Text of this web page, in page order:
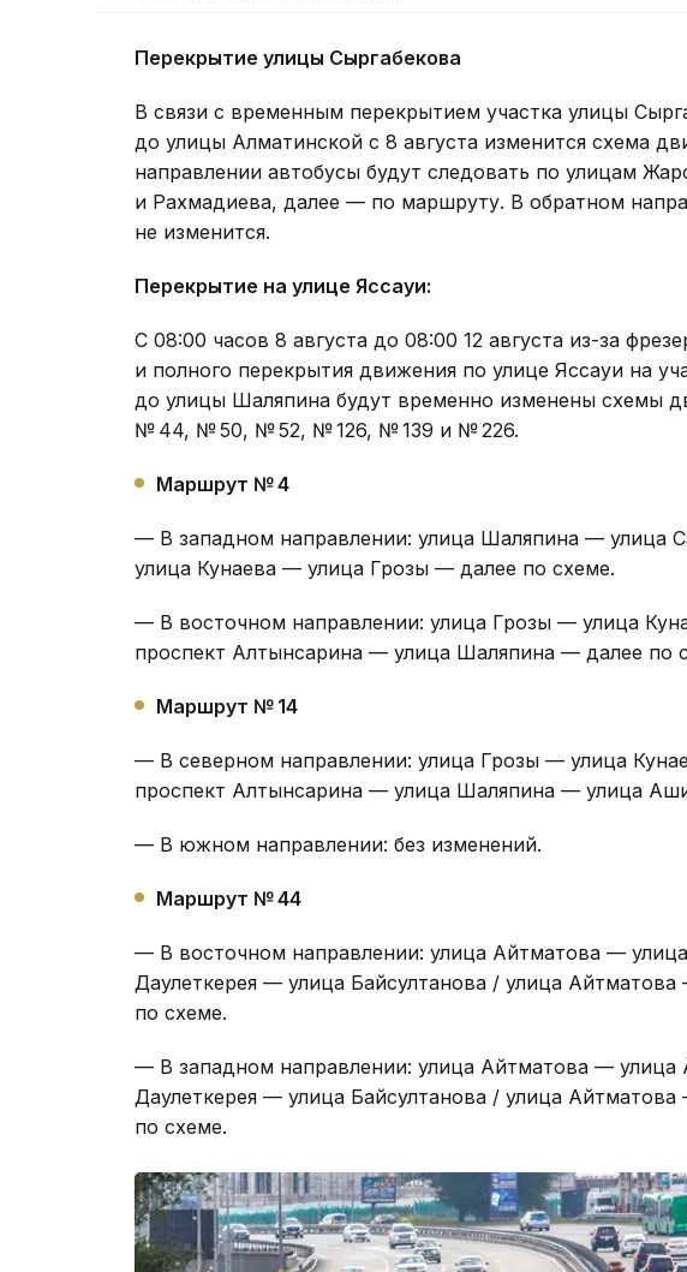
Перекрытие улицы Сыргабекова
В связи с временным перекрытием участка улицы
до улицы Алматинской с 8 августа изменится схема
направлении автобусы будут следовать по улицам
и Рахмадиева, далее — по маршруту. В обратном
не изменится.
Перекрытие на улице Яссауи:
С 08:00 часов 8 августа до 08:00 12 августа из-за
и полного перекрытия движения по улице Яссауи на
до улицы Шаляпина будут временно изменены схемы
№ 44, № 50, № 52, № 126, № 139 и № 226.
Маршрут № 4
— В западном направлении: улица Шаляпина — улица
улица Кунаева — улица Грозы — далее по схеме.
— В восточном направлении: улица Грозы — улица
проспект Алтынсарина — улица Шаляпина — далее по
Маршрут № 14
— В северном направлении: улица Грозы — улица
проспект Алтынсарина — улица Шаляпина — улица
— В южном направлении: без изменений.
Маршрут № 44
— В восточном направлении: улица Айтматова —
Даулеткерея — улица Байсултанова / улица
по схеме.
— В западном направлении: улица Айтматова —
Даулеткерея — улица Байсултанова / улица
по схеме.